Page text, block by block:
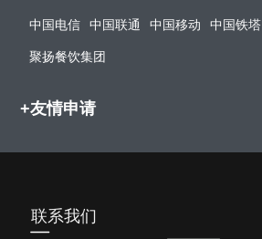
中国电信 中国联通 中国移动 中国铁塔
聚扬餐饮集团
+友情申请
联系我们